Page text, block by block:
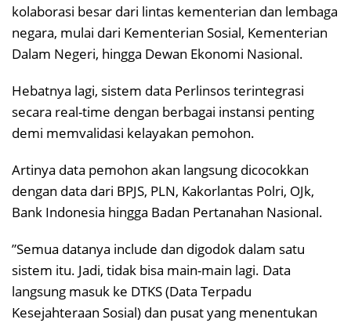
kolaborasi besar dari lintas kementerian dan lembaga
negara, mulai dari Kementerian Sosial, Kementerian
Dalam Negeri, hingga Dewan Ekonomi Nasional.
​Hebatnya lagi, sistem data Perlinsos terintegrasi
secara real-time dengan berbagai instansi penting
demi memvalidasi kelayakan pemohon.
Artinya data pemohon akan langsung dicocokkan
dengan data dari BPJS, PLN, Kakorlantas Polri, OJk,
Bank Indonesia hingga Badan Pertanahan Nasional.
​”Semua datanya include dan digodok dalam satu
sistem itu. Jadi, tidak bisa main-main lagi. Data
langsung masuk ke DTKS (Data Terpadu
Kesejahteraan Sosial) dan pusat yang menentukan